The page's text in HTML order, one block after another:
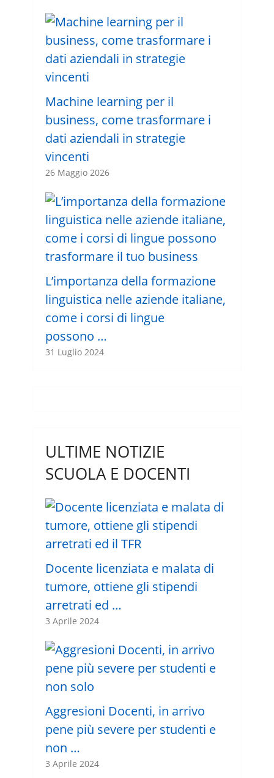
Machine learning per il
business, come trasformare i
dati aziendali in strategie
vincenti
26 Maggio 2026
L’importanza della formazione
linguistica nelle aziende italiane,
come i corsi di lingue
possono …
31 Luglio 2024
ULTIME NOTIZIE
SCUOLA E DOCENTI
Docente licenziata e malata di
tumore, ottiene gli stipendi
arretrati ed …
3 Aprile 2024
Aggresioni Docenti, in arrivo
pene più severe per studenti e
non …
3 Aprile 2024